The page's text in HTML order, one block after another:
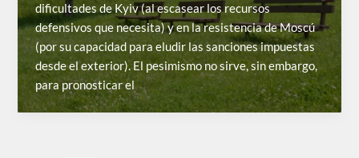
dificultades de Kyiv (al escasear los recursos
defensivos que necesita) y en la resistencia de Moscú
(por su capacidad para eludir las sanciones impuestas
desde el exterior). El pesimismo no sirve, sin embargo,
para pronosticar el